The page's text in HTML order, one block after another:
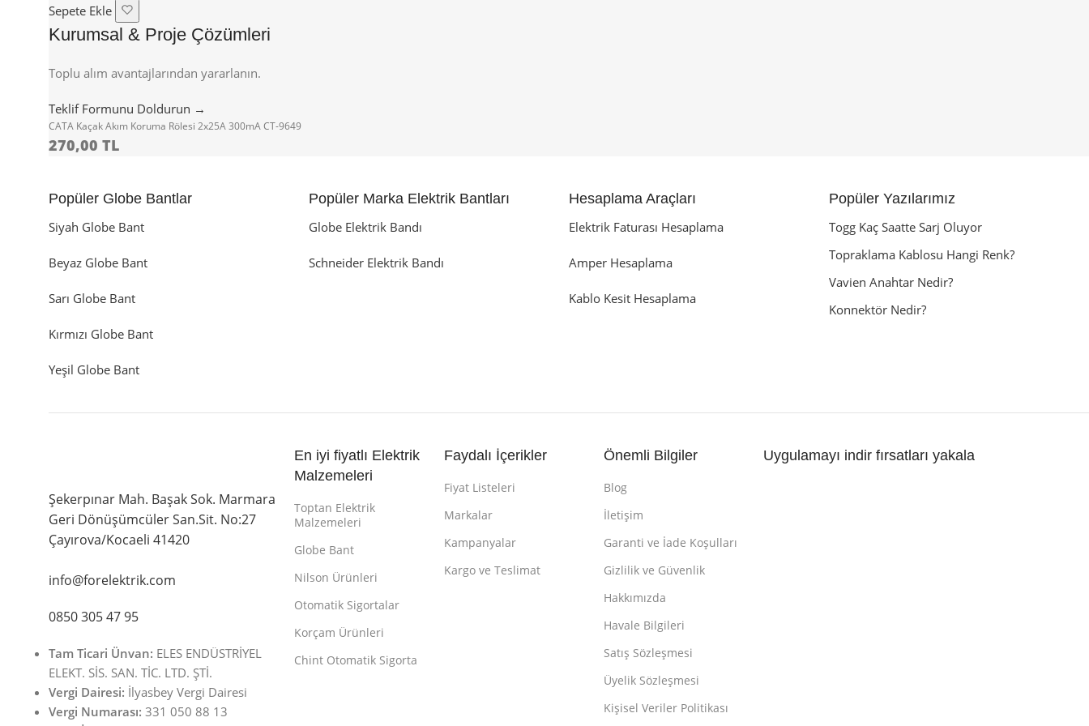
Sepete Ekle
Kurumsal & Proje Çözümleri
Toplu alım avantajlarından yararlanın.
Teklif Formunu Doldurun →
CATA Kaçak Akım Koruma Rölesi 2x25A 300mA CT-9649
270,00 TL
Popüler Globe Bantlar
Siyah Globe Bant
Beyaz Globe Bant
Sarı Globe Bant
Kırmızı Globe Bant
Yeşil Globe Bant
Popüler Marka Elektrik Bantları
Globe Elektrik Bandı
Schneider Elektrik Bandı
Hesaplama Araçları
Elektrik Faturası Hesaplama
Amper Hesaplama
Kablo Kesit Hesaplama
Popüler Yazılarımız
Togg Kaç Saatte Sarj Oluyor
Topraklama Kablosu Hangi Renk?
Vavien Anahtar Nedir?
Konnektör Nedir?
Şekerpınar Mah. Başak Sok. Marmara
Geri Dönüşümcüler San.Sit. No:27
Çayırova/Kocaeli 41420
info@forelektrik.com
0850 305 47 95
Tam Ticari Ünvan: ELES ENDÜSTRİYEL
ELEKT. SİS. SAN. TİC. LTD. ŞTİ.
Vergi Dairesi: İlyasbey Vergi Dairesi
Vergi Numarası: 331 050 88 13
En iyi fiyatlı Elektrik
Malzemeleri
Toptan Elektrik
Malzemeleri
Globe Bant
Nilson Ürünleri
Otomatik Sigortalar
Korçam Ürünleri
Chint Otomatik Sigorta
Faydalı İçerikler
Fiyat Listeleri
Markalar
Kampanyalar
Kargo ve Teslimat
Önemli Bilgiler
Blog
İletişim
Garanti ve İade Koşulları
Gizlilik ve Güvenlik
Hakkımızda
Havale Bilgileri
Satış Sözleşmesi
Üyelik Sözleşmesi
Kişisel Veriler Politikası
Uygulamayı indir fırsatları yakala